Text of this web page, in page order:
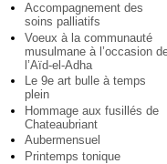
Accompagnement des
soins palliatifs
Voeux à la communauté
musulmane à l’occasion
l’Aïd-el-Adha
Le 9e art bulle à temps
plein
Hommage aux fusillés de
Chateaubriant
Aubermensuel
Printemps tonique